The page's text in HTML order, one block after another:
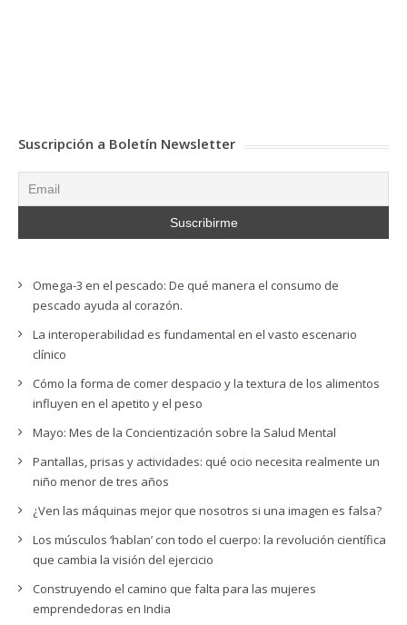
Suscripción a Boletín Newsletter
Omega-3 en el pescado: De qué manera el consumo de
pescado ayuda al corazón.
La interoperabilidad es fundamental en el vasto escenario
clínico
Cómo la forma de comer despacio y la textura de los alimentos
influyen en el apetito y el peso
Mayo: Mes de la Concientización sobre la Salud Mental
Pantallas, prisas y actividades: qué ocio necesita realmente un
niño menor de tres años
¿Ven las máquinas mejor que nosotros si una imagen es falsa?
Los músculos ‘hablan’ con todo el cuerpo: la revolución científica
que cambia la visión del ejercicio
Construyendo el camino que falta para las mujeres
emprendedoras en India